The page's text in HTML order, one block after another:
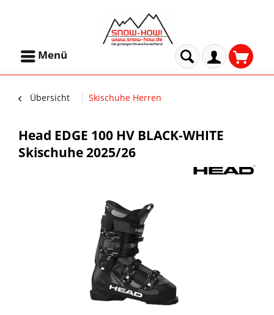
Menü
Übersicht Skischuhe Herren
Head EDGE 100 HV BLACK-WHITE
Skischuhe 2025/26